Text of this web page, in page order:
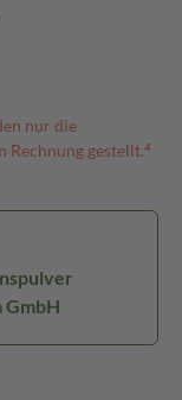
nur die
Rechnung gestellt.⁴
GmbH